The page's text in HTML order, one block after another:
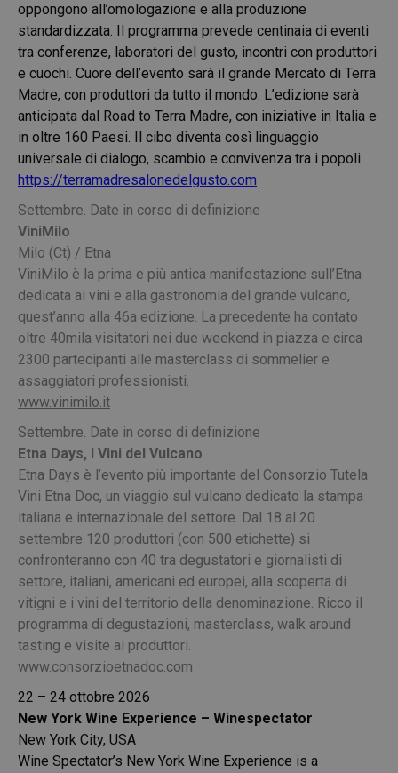
oppongono all’omologazione e alla produzione
standardizzata. Il programma prevede centinaia di eventi
tra conferenze, laboratori del gusto, incontri con produttori
e cuochi. Cuore dell’evento sarà il grande Mercato di Terra
Madre, con produttori da tutto il mondo. L’edizione sarà
anticipata dal Road to Terra Madre, con iniziative in Italia e
in oltre 160 Paesi. Il cibo diventa così linguaggio
universale di dialogo, scambio e convivenza tra i popoli.
https://terramadresalonedelgusto.com
Settembre. Date in corso di definizione
ViniMilo
Milo (Ct) / Etna
ViniMilo è la prima e più antica manifestazione sull’Etna
dedicata ai vini e alla gastronomia del grande vulcano,
quest’anno alla 46a edizione. La precedente ha contato
oltre 40mila visitatori nei due weekend in piazza e circa
2300 partecipanti alle masterclass di sommelier e
assaggiatori professionisti.
www.vinimilo.it
Settembre. Date in corso di definizione
Etna Days, I Vini del Vulcano
Etna Days è l’evento più importante del Consorzio Tutela
Vini Etna Doc, un viaggio sul vulcano dedicato la stampa
italiana e internazionale del settore. Dal 18 al 20
settembre 120 produttori (con 500 etichette) si
confronteranno con 40 tra degustatori e giornalisti di
settore, italiani, americani ed europei, alla scoperta di
vitigni e i vini del territorio della denominazione. Ricco il
programma di degustazioni, masterclass, walk around
tasting e visite ai produttori.
www.consorzioetnadoc.com
22 – 24 ottobre 2026
New York Wine Experience – Winespectator
New York City, USA
Wine Spectator’s New York Wine Experience is a